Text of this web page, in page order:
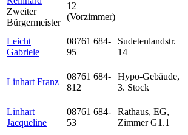
Zweiter
Bürgermeister
12
(Vorzimmer)
Leicht
Gabriele
08761 684-
95
Sudetenlandstr.
14
Linhart Franz
08761 684-
812
Hypo-Gebäude,
3. Stock
Linhart
Jacqueline
08761 684-
53
Rathaus, EG,
Zimmer G1.1